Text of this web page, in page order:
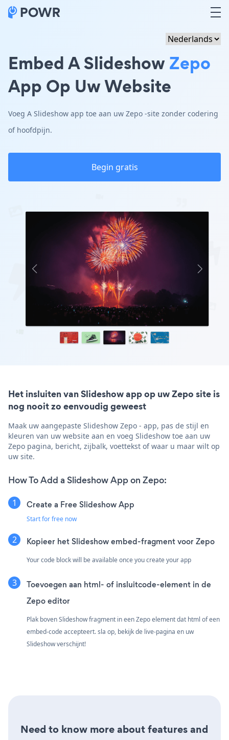
Embed A SlideshowZepo
App Op Uw Website
Voeg A Slideshow app toe aan uw Zepo -site zonder codering
of hoofdpijn.
Begin gratis
Het insluiten van Slideshow app op uw Zepo site is
nog nooit zo eenvoudig geweest
Maak uw aangepaste Slideshow Zepo - app, pas de stijl en
kleuren van uw website aan en voeg Slideshow toe aan uw
Zepo pagina, bericht, zijbalk, voettekst of waar u maar wilt op
uw site.
How To Add a Slideshow App on Zepo:
Create a Free Slideshow App
Start for free now
Kopieer het Slideshow embed-fragment voor Zepo
Your code block will be available once you create your app
Toevoegen aan html- of insluitcode-element in de
Zepo editor
Plak boven Slideshow fragment in een Zepo element dat html of een
embed-code accepteert. sla op, bekijk de live-pagina en uw
Slideshow verschijnt!
Need to know more about features and